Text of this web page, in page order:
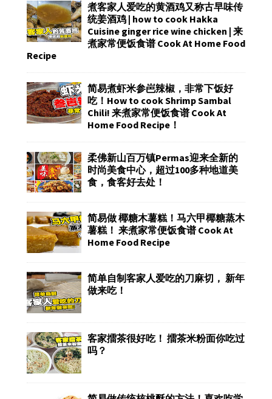
煮客家人爱吃的黄酒鸡又称古早味传
统姜酒鸡 | how to cook Hakka
Cuisine ginger rice wine chicken | 来
煮家常便饭食谱 Cook At Home Food
Recipe
简易煮虾米参岜辣椒，非常下饭好
吃！How to cook Shrimp Sambal
Chili! 来煮家常便饭食谱 Cook At
Home Food Recipe！
柔佛新山百万镇Permas迎来全新的
时尚美食中心，超过100多种地道美
食，食客好去处！
简易做 椰糖木薯糕！马六甲椰糖蒸木
薯糕！ 来煮家常便饭食谱 Cook At
Home Food Recipe
简单自制客家人爱吃的刀麻切， 新年
做来吃！
客家擂茶很好吃！ 擂茶米粉面你吃过
吗？